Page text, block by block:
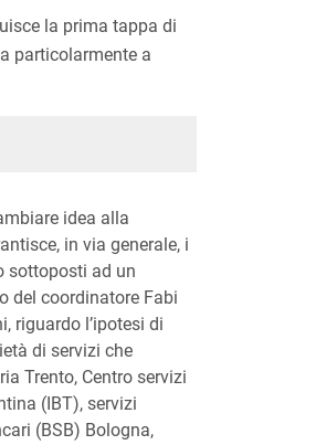
la prima tappa di
particolarmente a
idea alla
in via generale, i
sottoposti ad un
del coordinatore Fabi
riguardo l’ipotesi di
di servizi che
Trento, Centro servizi
(IBT), servizi
(BSB) Bologna,